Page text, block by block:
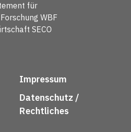
für
WBF
SECO
Impressum
Datenschutz /
Rechtliches